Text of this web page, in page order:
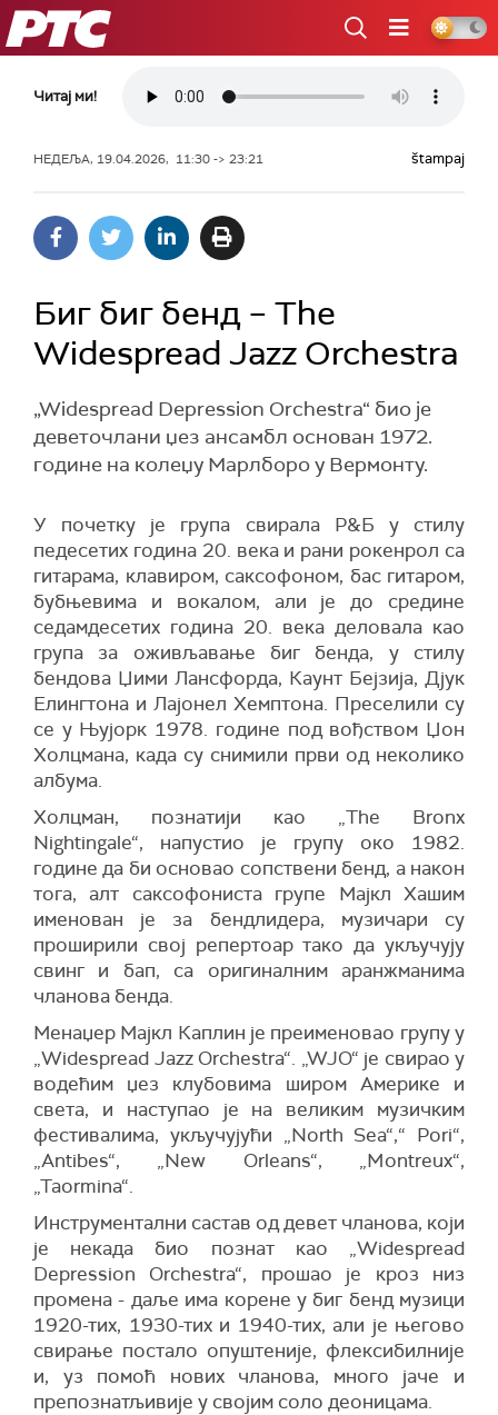
РТС
Читај ми!
НЕДЕЉА, 19.04.2026, 11:30 -> 23:21 štampaj
Биг биг бенд – The
Widespread Jazz Orchestra
„Widespread Depression Orchestra“ био је
деветочлани џез ансамбл основан 1972.
године на колеџу Марлборо у Вермонту.
У почетку је група свирала Р&Б у стилу
педесетих година 20. века и рани рокенрол са
гитарама, клавиром, саксофоном, бас гитаром,
бубњевима и вокалом, али је до средине
седамдесетих година 20. века деловала као
група за оживљавање биг бенда, у стилу
бендова Џими Лансфорда, Каунт Бејзија, Дјук
Елингтона и Лајонел Хемптона. Преселили су
се у Њујорк 1978. године под вођством Џон
Холцмана, када су снимили први од неколико
албума.
Холцман, познатији као „The Bronx
Nightingale“, напустио је групу око 1982.
године да би основао сопствени бенд, а након
тога, алт саксофониста групе Мајкл Хашим
именован је за бендлидера, музичари су
проширили свој репертоар тако да укључују
свинг и бап, са оригиналним аранжманима
чланова бенда.
Менаџер Мајкл Каплин је преименовао групу у
„Widespread Jazz Orchestra“. „WJO“ је свирао у
водећим џез клубовима широм Америке и
света, и наступао је на великим музичким
фестивалима, укључујући „North Sea“,“ Pori“,
„Antibes“, „New Orleans“, „Montreux“,
„Taormina“.
Инструментални састав од девет чланова, који
је некада био познат као „Widespread
Depression Orchestra“, прошао је кроз низ
промена - даље има корене у биг бенд музици
1920-тих, 1930-тих и 1940-тих, али је његово
свирање постало опуштеније, флексибилније
и, уз помоћ нових чланова, много јаче и
препознатљивије у својим соло деоницама.